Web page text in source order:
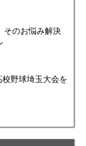
そのお悩み解決
野球埼玉大会を